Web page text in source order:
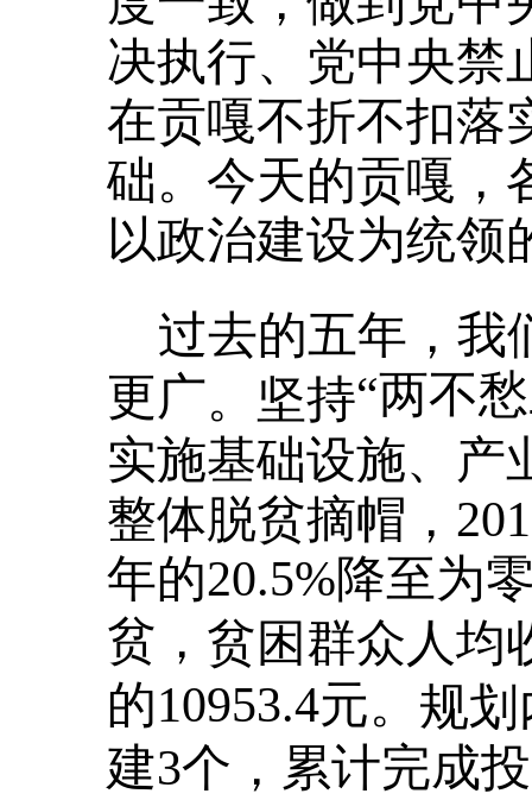
决执行、党中央禁
在贡嘎不折不扣落
础。 今天的贡嘎，
以政治建设为统领
过去的五年，我
更广。坚持“两不
实施基础设施、产
整体脱贫摘帽，
年的20.5%降至为
贫， 贫困群众人均
的10953.4元。 规
建3个，累计完成